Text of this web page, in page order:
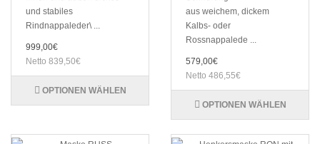
und stabiles
Rindnappaleder\ ...
999,00€
Netto 839,50€
OPTIONEN WÄHLEN
aus weichem, dickem
Kalbs- oder
Rossnappalede ...
579,00€
Netto 486,55€
OPTIONEN WÄHLEN